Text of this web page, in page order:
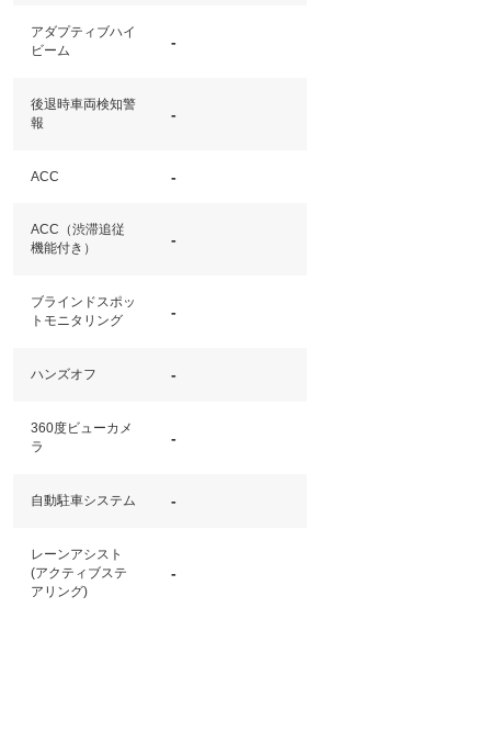
アダプティブハイ
ビーム
-
後退時車両検知警
報
-
ACC -
ACC（渋滞追従
機能付き）
-
ブラインドスポッ
トモニタリング
-
ハンズオフ -
360度ビューカメ
ラ
-
自動駐車システム -
レーンアシスト
(アクティブステ
アリング)
-